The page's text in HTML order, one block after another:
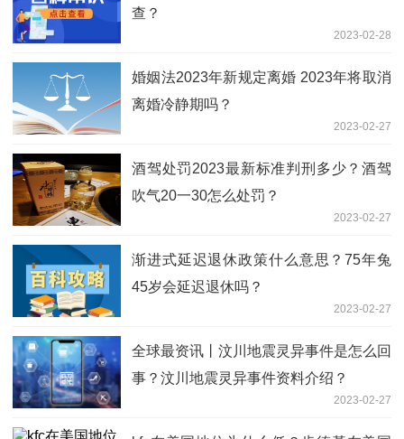
查？
2023-02-28
婚姻法2023年新规定离婚 2023年将取消
离婚冷静期吗？
2023-02-27
酒驾处罚2023最新标准判刑多少？酒驾
吹气20一30怎么处罚？
2023-02-27
渐进式延迟退休政策什么意思？75年兔
45岁会延迟退休吗？
2023-02-27
全球最资讯丨汶川地震灵异事件是怎么回
事？汶川地震灵异事件资料介绍？
2023-02-27